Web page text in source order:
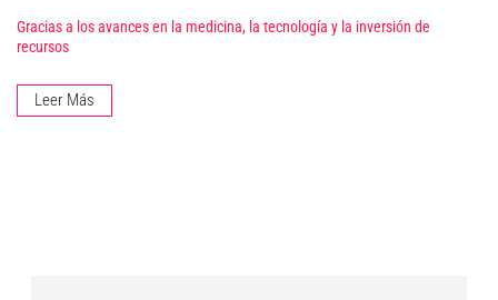
Gracias a los avances en la medicina, la tecnología y la inversión de
recursos
Leer Más